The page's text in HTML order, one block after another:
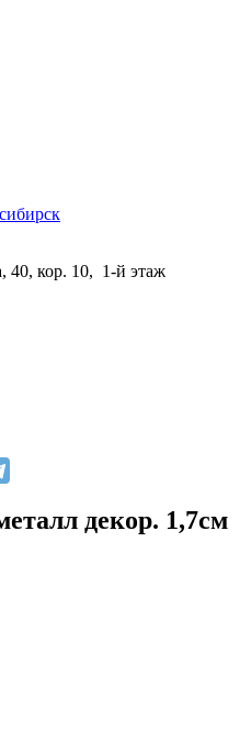
40, кор. 10, 1-й этаж
декор. 1,7см